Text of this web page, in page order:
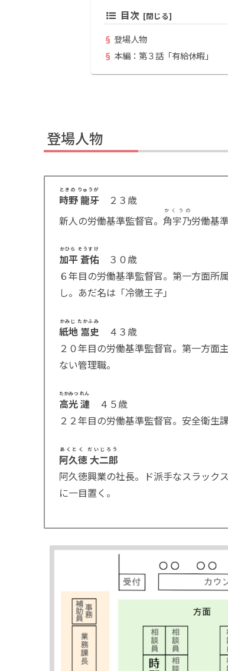
目次
登場人物
本編：第３話「有給休暇」
登場人物
時野 龍牙
ときの りゅうが
２３歳
新人の労働基準監督官。 角宇乃
かくうの
労働基
加平 蒼佑
かひら そうすけ
３０歳
６年目の労働基準監督官。第一方面所
し。あだ名は「冷徹王子」
紙地 嵩史
かみじ たかふみ
４３歳
２０年目の労働基準監督官。第一方面
ない管理職。
高光 漣
たかみつ れん
４５歳
２２年目の労働基準監督官。安全衛生
阿久徳 大二郎
あくとく だいじろう
阿久徳興業の社長。ド派手なスラック
に一目置く。